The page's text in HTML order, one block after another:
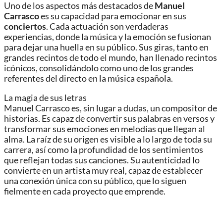
Uno de los aspectos más destacados deManuel
Carrascoes su capacidad para emocionar en sus
conciertos. Cada actuación son verdaderas
experiencias, donde la música y la emoción se fusionan
para dejar una huella en su público. Sus giras, tanto en
grandes recintos de todo el mundo, han llenado recintos
icónicos, consolidándolo como uno de los grandes
referentes del directo en la música española.
La magia de sus letras
Manuel Carrasco es, sin lugar a dudas, un compositor de
historias. Es capaz de convertir sus palabras en versos y
transformar sus emociones en melodías que llegan al
alma. La raíz de su origen es visible a lo largo de toda su
carrera, así como la profundidad de los sentimientos
que reflejan todas sus canciones. Su autenticidad lo
convierte en un artista muy real, capaz de establecer
una conexión única con su público, que lo siguen
fielmente en cada proyecto que emprende.